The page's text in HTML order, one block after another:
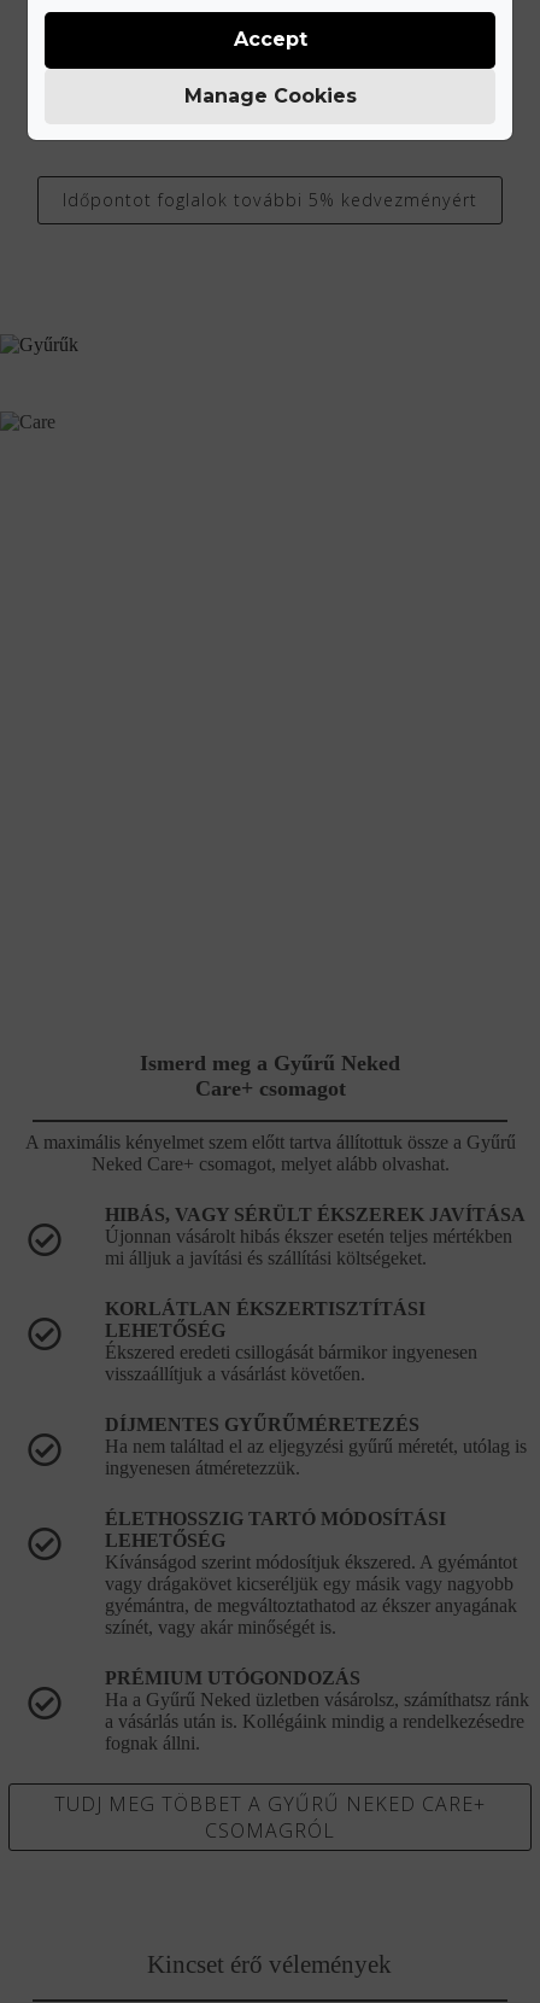
Elegáns, kétszintes szalonunkat a belváros patinás részén az
Alkotmány utcánál álmodtuk meg, hogy kellemes
környezetben válogathass kínálatunkból. Látogass el hozzánk,
amikor Neked kényelmes, vagy válaszd időpontfoglalási
lehetőségünket, hogy érkezéskor minden figyelmünket rád
Időpontot foglalok további 5% kedvezményért
Ismerd meg a Gyűrű Neked
Care+ csomagot
A maximális kényelmet szem előtt tartva állítottuk össze a Gyűrű
Neked Care+ csomagot, melyet alább olvashat.
HIBÁS, VAGY SÉRÜLT ÉKSZEREK JAVÍTÁSA
Újonnan vásárolt hibás ékszer esetén teljes mértékben
mi álljuk a javítási és szállítási költségeket.
KORLÁTLAN ÉKSZERTISZTÍTÁSI
LEHETŐSÉG
Ékszered eredeti csillogását bármikor ingyenesen
visszaállítjuk a vásárlást követően.
DÍJMENTES GYŰRŰMÉRETEZÉS
Ha nem találtad el az eljegyzési gyűrű méretét, utólag is
ingyenesen átméretezzük.
ÉLETHOSSZIG TARTÓ MÓDOSÍTÁSI
LEHETŐSÉG
Kívánságod szerint módosítjuk ékszered. A gyémántot
vagy drágakövet kicseréljük egy másik vagy nagyobb
gyémántra, de megváltoztathatod az ékszer anyagának
színét, vagy akár minőségét is.
PRÉMIUM UTÓGONDOZÁS
Ha a Gyűrű Neked üzletben vásárolsz, számíthatsz ránk
a vásárlás után is. Kollégáink mindig a rendelkezésedre
fognak állni.
TUDJ MEG TÖBBET A GYŰRŰ NEKED CARE+
CSOMAGRÓL
Kincset érő vélemények
Manage Cookies
Accept